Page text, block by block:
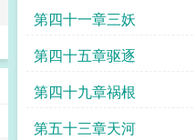
第四十一章三妖
第四十五章驱逐
第四十九章祸根
第五十三章天河